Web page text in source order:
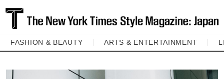
FASHION & BEAUTY ARTS & ENTERTAINMENT